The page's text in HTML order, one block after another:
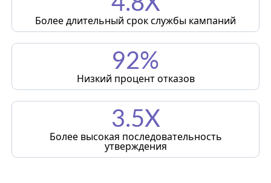
Более длительный срок службы кампаний
92%
Низкий процент отказов
3.5X
Более высокая последовательность
утверждения